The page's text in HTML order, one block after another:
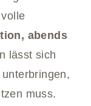
abends
lässt sich
muss.